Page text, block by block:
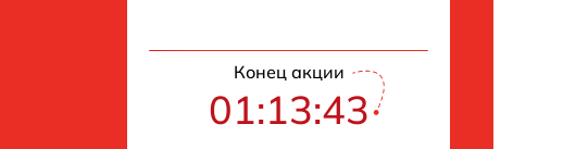
Конец акции
01:13:43